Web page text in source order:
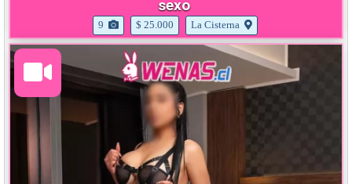
sexo
9 $ 25.000 La Cisterna